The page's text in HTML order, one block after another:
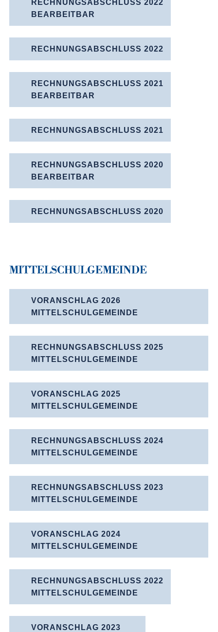
RECHNUNGSABSCHLUSS 2022
BEARBEITBAR
RECHNUNGSABSCHLUSS 2022
RECHNUNGSABSCHLUSS 2021
BEARBEITBAR
RECHNUNGS­ABSCHLUSS 2021
RECHNUNGSABSCHLUSS 2020
BEARBEITBAR
RECHNUNGS­ABSCHLUSS 2020
MITTEL­SCHUL­GEMEINDE
VORANSCHLAG 2026
MITTELSCHULGEMEINDE
RECHNUNGSABSCHLUSS 2025
MITTELSCHULGEMEINDE
VORANSCHLAG 2025
MITTELSCHULGEMEINDE
RECHNUNGSABSCHLUSS 2024
MITTELSCHULGEMEINDE
RECHNUNGSABSCHLUSS 2023
MITTELSCHULGEMEINDE
VORANSCHLAG 2024
MITTELSCHULGEMEINDE
RECHNUNGSABSCHLUSS 2022
MITTELSCHULGEMEINDE
VORANSCHLAG 2023